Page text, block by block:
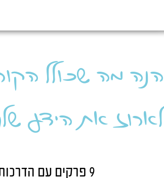
הנה מה שכולל
לארוז את הידע
9 פרקים עם הדרכות מקיפות שלב אחר שלב בדרך לקורס משלך